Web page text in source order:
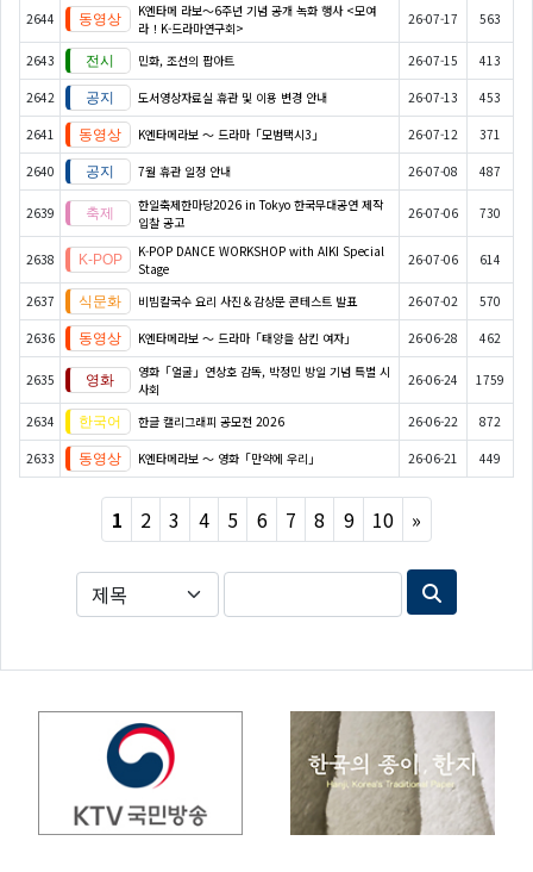
2644
K엔타메 라보～6주년 기념 공개 녹화 행사 <모여
라！K-드라마연구회>
26-07-17 563
2643 민화, 조선의 팝아트 26-07-15 413
2642 도서영상자료실 휴관 및 이용 변경 안내 26-07-13 453
2641 K엔타메라보 ～ 드라마「모범택시3」 26-07-12 371
2640 7월 휴관 일정 안내 26-07-08 487
2639
한일축제한마당2026 in Tokyo 한국무대공연 제작
입찰 공고
26-07-06 730
2638
K-POP DANCE WORKSHOP with AIKI Special
Stage
26-07-06 614
2637 비빔칼국수 요리 사진＆감상문 콘테스트 발표 26-07-02 570
2636 K엔타메라보 ～ 드라마「태양을 삼킨 여자」 26-06-28 462
2635
영화「얼굴」연상호 감독, 박정민 방일 기념 특별 시
사회
26-06-24 1759
2634 한글 캘리그래피 공모전 2026 26-06-22 872
2633 K엔타메라보 ～ 영화「만약에 우리」 26-06-21 449
1 2 3 4 5 6 7 8 9 10 »